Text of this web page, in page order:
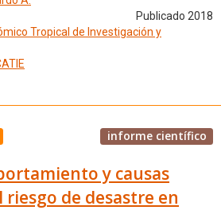
Publicado 2018
Tropical de Investigación y
informe científico
y causas
de desastre en